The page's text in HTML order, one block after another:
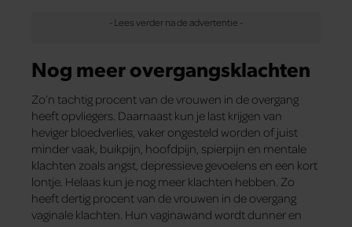
Nog meer overgangsklachten
Zo’n tachtig procent van de vrouwen in de overgang
heeft opvliegers. Daarnaast kun je last krijgen van
heviger bloedverlies, vaker ongesteld worden of juist
minder vaak, buikpijn, hoofdpijn, spierpijn en mentale
klachten zoals angst, depressieve gevoelens en een kort
lontje. Helaas kun je nog meer klachten hebben. Zo
heeft dertig procent van de vrouwen in de overgang
vaginale klachten. Hun vaginawand wordt dunner en